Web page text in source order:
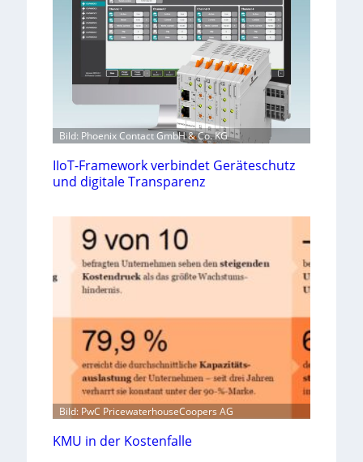
Bild: Phoenix Contact GmbH & Co. KG
IIoT-Framework verbindet Geräteschutz
und digitale Transparenz
Bild: PwC PricewaterhouseCoopers AG
KMU in der Kostenfalle